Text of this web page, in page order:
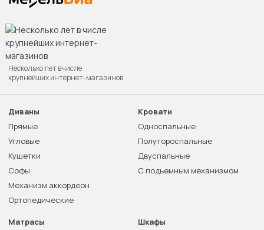
Несколько лет в числе
крупнейших интернет-магазинов
Диваны
Прямые
Угловые
Кушетки
Софы
Механизм аккордеон
Ортопедические
Кровати
Односпальные
Полутороспальные
Двуспальные
С подъемным механизмом
Матрасы
Шкафы